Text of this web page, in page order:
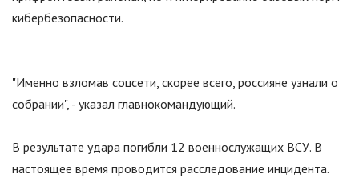
кибербезопасности.
"Именно взломав соцсети, скорее всего, россияне узнали о
собрании", - указал главнокомандующий.
В результате удара погибли 12 военнослужащих ВСУ. В
настоящее время проводится расследование инцидента.